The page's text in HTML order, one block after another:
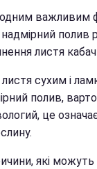
важливим
надмірний
листя
листя сухим і
полив,
це
які